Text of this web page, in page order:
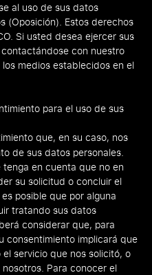
al uso de sus datos
(Oposición). Estos derechos
Si usted desea ejercer sus
con nuestro
medios establecidos en el
para el uso de sus
que, en su caso, nos
de sus datos personales.
en cuenta que no en
su solicitud o concluir el
posible que por alguna
tratando sus datos
considerar que, para
consentimiento implicará que
servicio que nos solicitó, o
Para conocer el